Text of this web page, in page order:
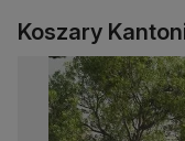
Koszary